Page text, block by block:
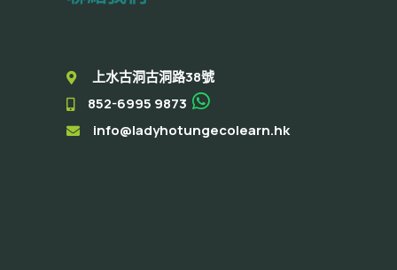
上水古洞古洞路38號
852-6995 9873
info@ladyhotungecolearn.hk